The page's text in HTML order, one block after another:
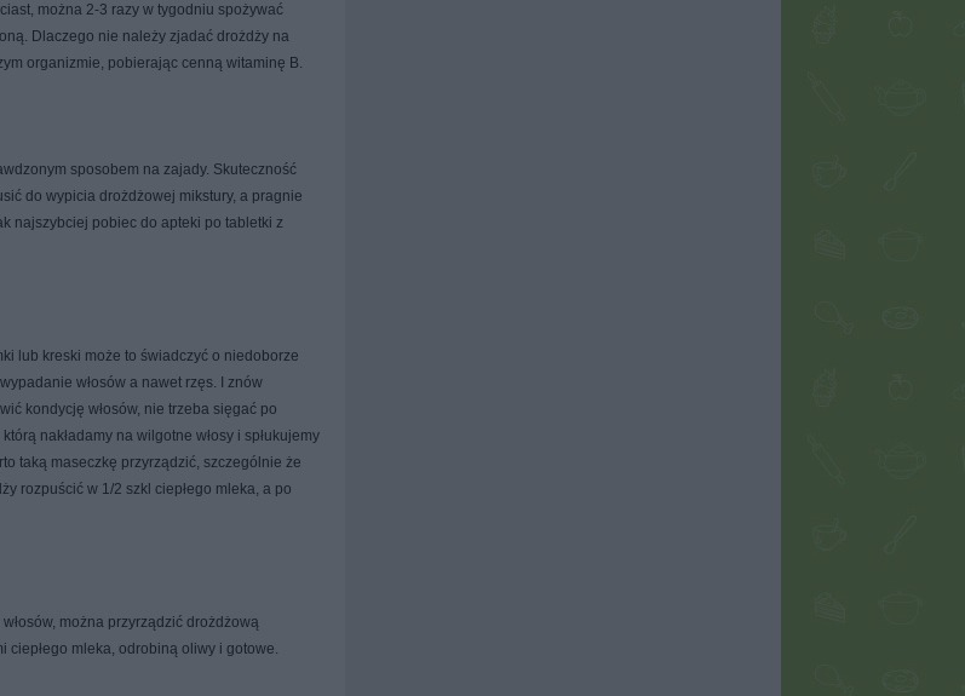
można 2-3 razy w tygodniu spożywać
Dlaczego nie należy zjadać drożdży na
organizmie, pobierając cenną witaminę B.
sposobem na zajady. Skuteczność
do wypicia drożdżowej mikstury, a pragnie
najszybciej pobiec do apteki po tabletki z
lub kreski może to świadczyć o niedoborze
włosów a nawet rzęs. I znów
kondycję włosów, nie trzeba sięgać po
nakładamy na wilgotne włosy i spłukujemy
taką maseczkę przyrządzić, szczególnie że
rozpuścić w 1/2 szkl ciepłego mleka, a po
można przyrządzić drożdżową
ciepłego mleka, odrobiną oliwy i gotowe.